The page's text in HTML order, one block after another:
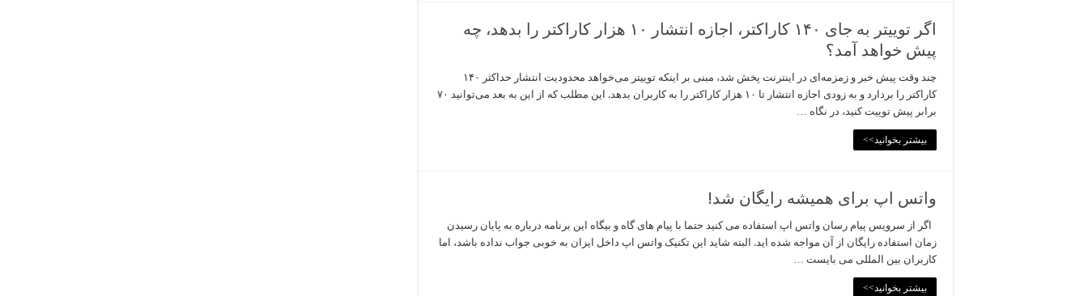
اگر توییتر به جای ۱۴۰ کاراکتر، اجازه انتشار ۱۰ هزار کاراکتر را بدهد، چه
پیش خواهد آمد؟
چند وقت پیش خبر و زمزمه‌ای در اینترنت پخش شد، مبنی بر اینکه توییتر می‌خواهد محدودیت انتشار حداکثر ۱۴۰
کاراکتر را بردارد و به زودی اجازه انتشار تا ۱۰ هزار کاراکتر را به کاربران بدهد. این مطلب که از این به بعد می‌توانید ۷۰
برابر پیش توییت کنید، در نگاه …
بیشتر بخوانید>>
واتس اپ برای همیشه رایگان شد!
اگر از سرویس پیام رسان واتس اپ استفاده می کنید حتما با پیام های گاه و بیگاه این برنامه درباره به پایان رسیدن
زمان استفاده رایگان از آن مواجه شده اید. البته شاید این تکنیک واتس اپ داخل ایران به خوبی جواب نداده باشد، اما
کاربران بین المللی می بایست …
بیشتر بخوانید>>